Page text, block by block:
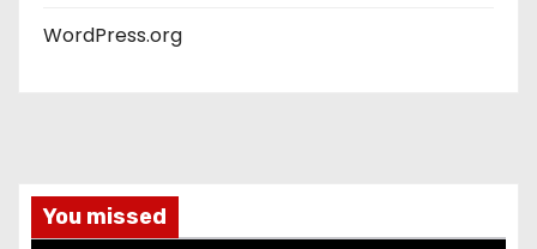
WordPress.org
You missed